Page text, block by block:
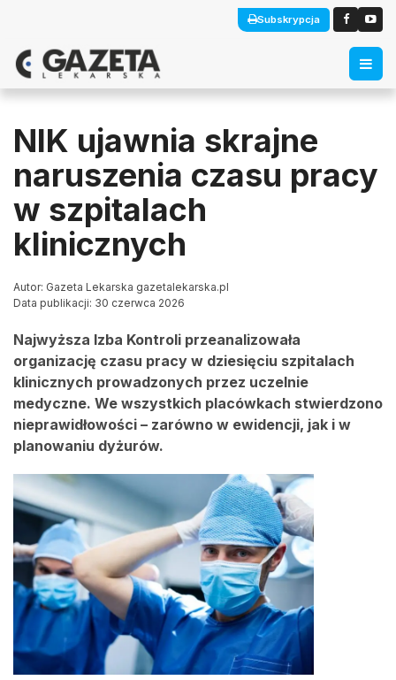
Subskrypcja
NIK ujawnia skrajne
naruszenia czasu pracy
w szpitalach
klinicznych
Autor: Gazeta Lekarska gazetalekarska.pl
Data publikacji: 30 czerwca 2026
Najwyższa Izba Kontroli przeanalizowała
organizację czasu pracy w dziesięciu szpitalach
klinicznych prowadzonych przez uczelnie
medyczne. We wszystkich placówkach stwierdzono
nieprawidłowości – zarówno w ewidencji, jak i w
planowaniu dyżurów.